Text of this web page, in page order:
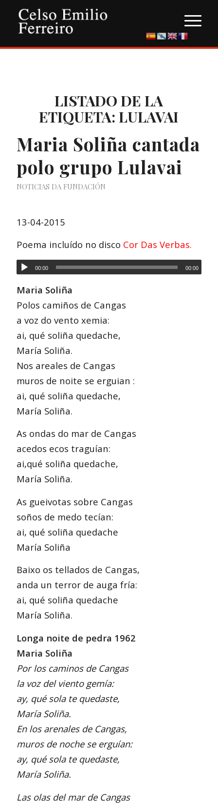
LISTADO DE LA
ETIQUETA:LULAVAI
Maria Soliña cantada
polo grupo Lulavai
NOTICIAS DA FUNDACIÓN
13-04-2015
Poema incluído no disco Cor Das Verbas.
00:00 00:00
Maria Soliña
Polos camiños de Cangas
a voz do vento xemia:
ai, qué soliña quedache,
María Soliña.
Nos areales de Cangas
muros de noite se erguian :
ai, qué soliña quedache,
María Soliña.
As ondas do mar de Cangas
acedos ecos traguían:
ai,qué soliña quedache,
María Soliña.
As gueivotas sobre Cangas
soños de medo tecían:
ai, qué soliña quedache
María Soliña
Baixo os tellados de Cangas,
anda un terror de auga fría:
ai, qué soliña quedache
María Soliña.
Longa noite de pedra 1962
Maria Soliña
Por los caminos de Cangas
la voz del viento gemía:
ay, qué sola te quedaste,
María Soliña.
En los arenales de Cangas,
muros de noche se erguían:
ay, qué sola te quedaste,
María Soliña.
Las olas del mar de Cangas